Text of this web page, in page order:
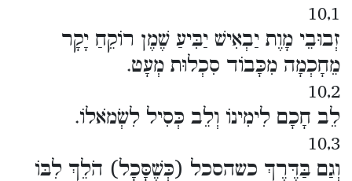
10,1
זְבוּבֵי מָוֶת יַבְאִישׁ יַבִּיעַ שֶׁמֶן רוֹקֵחַ יָקָר
מֵחָכְמָה מִכָּבוֹד סִכְלוּת מְעָט.
10,2
לֵב חָכָם לִימִינוֹ וְלֵב כְּסִיל לִשְׂמֹאלוֹ.
10,3
וְגַם בַּדֶּרֶךְ כשהסכל (כְּשֶׁסָּכָל) הֹלֵךְ לִבּוֹ